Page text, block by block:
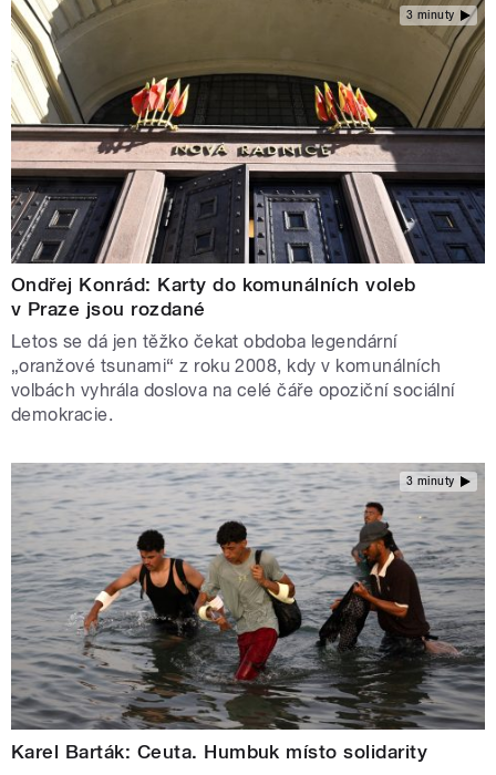
3 minuty
Ondřej Konrád: Karty do komunálních voleb
v Praze jsou rozdané
Letos se dá jen těžko čekat obdoba legendární
„oranžové tsunami“ z roku 2008, kdy v komunálních
volbách vyhrála doslova na celé čáře opoziční sociální
demokracie.
3 minuty
Karel Barták: Ceuta. Humbuk místo solidarity